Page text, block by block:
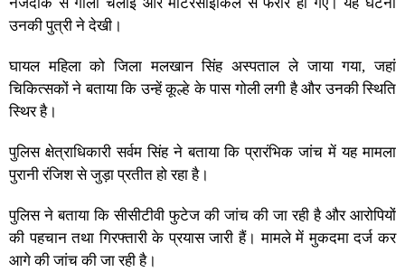
उनकी पुत्री ने देखी।
घायल महिला को जिला मलखान सिंह अस्पताल ले जाया गया, जहां
चिकित्सकों ने बताया कि उन्हें कूल्हे के पास गोली लगी है और उनकी स्थिति
स्थिर है।
पुलिस क्षेत्राधिकारी सर्वम सिंह ने बताया कि प्रारंभिक जांच में यह मामला
पुरानी रंजिश से जुड़ा प्रतीत हो रहा है।
पुलिस ने बताया कि सीसीटीवी फुटेज की जांच की जा रही है और आरोपियों
की पहचान तथा गिरफ्तारी के प्रयास जारी हैं। मामले में मुकदमा दर्ज कर
आगे की जांच की जा रही है।